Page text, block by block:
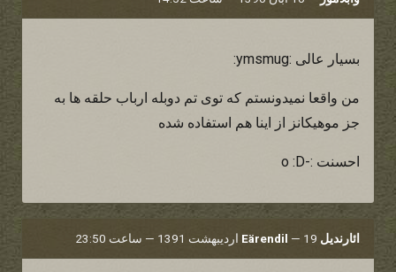
بسیار عالی :ymsmug:
من واقعا نمیدونستم که توی تم دوبله ارباب حلقه ها به
جز موهیکانز از اینا هم استفاده شده
احسنت :-o :D
ائارندیل Eärendil — 19 اردیبهشت 1391 — ساعت 23:50